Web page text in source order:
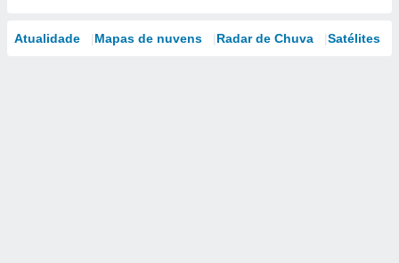
Atualidade Mapas de nuvens Radar de Chuva Satélites